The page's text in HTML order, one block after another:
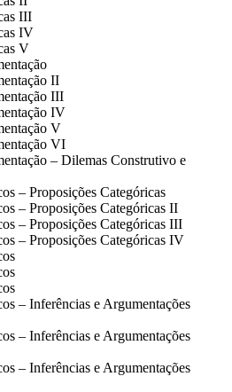
III
IV
V
II
III
IV
V
VI
– Dilemas Construtivo e
– Proposições Categóricas
– Proposições Categóricas II
– Proposições Categóricas III
– Proposições Categóricas IV
– Inferências e Argumentações
– Inferências e Argumentações
– Inferências e Argumentações